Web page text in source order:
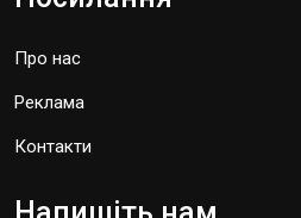
Про нас
Реклама
Контакти